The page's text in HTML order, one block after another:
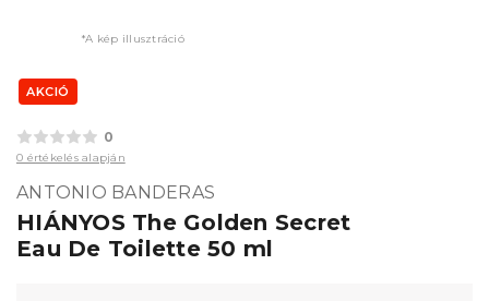
*A kép illusztráció
AKCIÓ
0
0 értékelés alapján
ANTONIO BANDERAS
HIÁNYOS The Golden Secret
Eau De Toilette 50 ml